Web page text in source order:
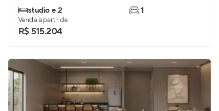
studio e 2
1
Venda a partir de
R$ 515.204